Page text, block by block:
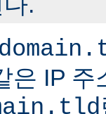
은 IP 주